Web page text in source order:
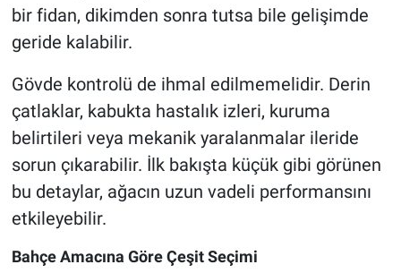
bir fidan, dikimden sonra tutsa bile gelişimde
geride kalabilir.
Gövde kontrolü de ihmal edilmemelidir. Derin
çatlaklar, kabukta hastalık izleri, kuruma
belirtileri veya mekanik yaralanmalar ileride
sorun çıkarabilir. İlk bakışta küçük gibi görünen
bu detaylar, ağacın uzun vadeli performansını
etkileyebilir.
Bahçe Amacına Göre Çeşit Seçimi